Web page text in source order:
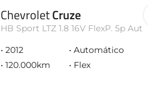
ChevroletCruze
HB Sport LTZ 1.8 16V FlexP. 5p Aut
2012
Automático
120.000km
Flex